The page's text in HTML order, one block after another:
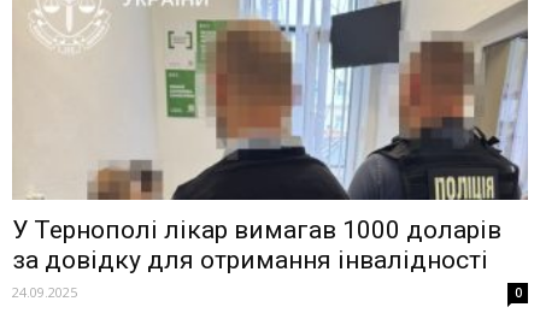
У Тернополі лікар вимагав 1000 доларів
за довідку для отримання інвалідності
24.09.2025 0